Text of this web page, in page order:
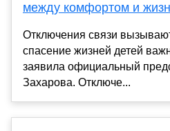
между комфортом и
Отключения связи
спасение жизней детей
заявила официальный
Захарова. Отключе...